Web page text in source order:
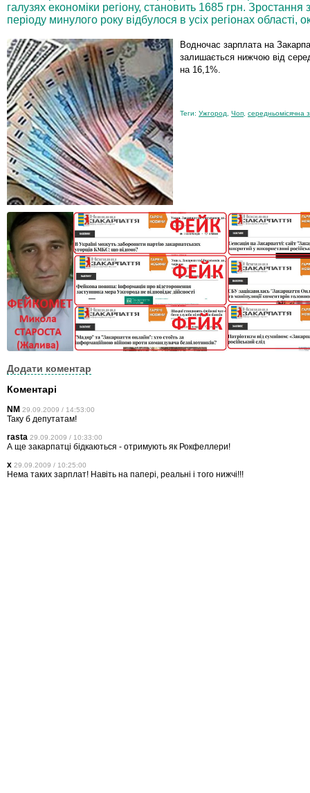
галузях економіки регіону, становить 1685 грн. Зростання
періоду минулого року відбулося в усіх регіонах області,
Водночас зарплата на
залишається нижчою від
на 16,1%.
Теги: Ужгород Чоп середньомісячна
Додати коментар
Коментарі
NM 29.09.2009 / 14:53:00
Таку б депутатам!
rasta 29.09.2009 / 10:33:00
А ще закарпатці бідкаються - отримують як Рокфеллери!
x 29.09.2009 / 10:25:00
Нема таких зарплат! Навіть на папері, реальні і того нижчі!!!